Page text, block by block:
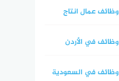
وظائف عمال انتاج
وظائف في الأردن
وظائف في السعودية